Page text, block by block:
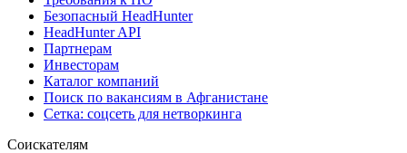
Безопасный HeadHunter
HeadHunter API
Партнерам
Инвесторам
Каталог компаний
Поиск по вакансиям в Афганистане
Сетка: соцсеть для нетворкинга
Соискателям